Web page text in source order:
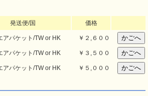
発送便/国 価格
アパケット/TW or HK ￥２,６００
アパケット/TW or HK ￥３,５００
アパケット/TW or HK ￥５,０００